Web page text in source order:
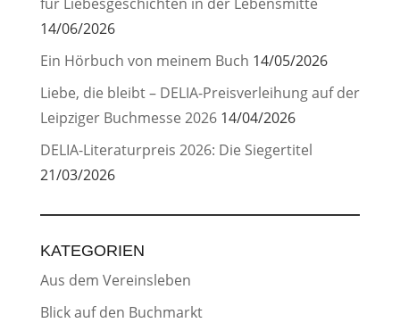
14/06/2026
Ein Hörbuch von meinem Buch 14/05/2026
Liebe, die bleibt – DELIA-Preisverleihung auf der
Leipziger Buchmesse 2026 14/04/2026
DELIA-Literaturpreis 2026: Die Siegertitel
21/03/2026
KATEGORIEN
Aus dem Vereinsleben
Blick auf den Buchmarkt